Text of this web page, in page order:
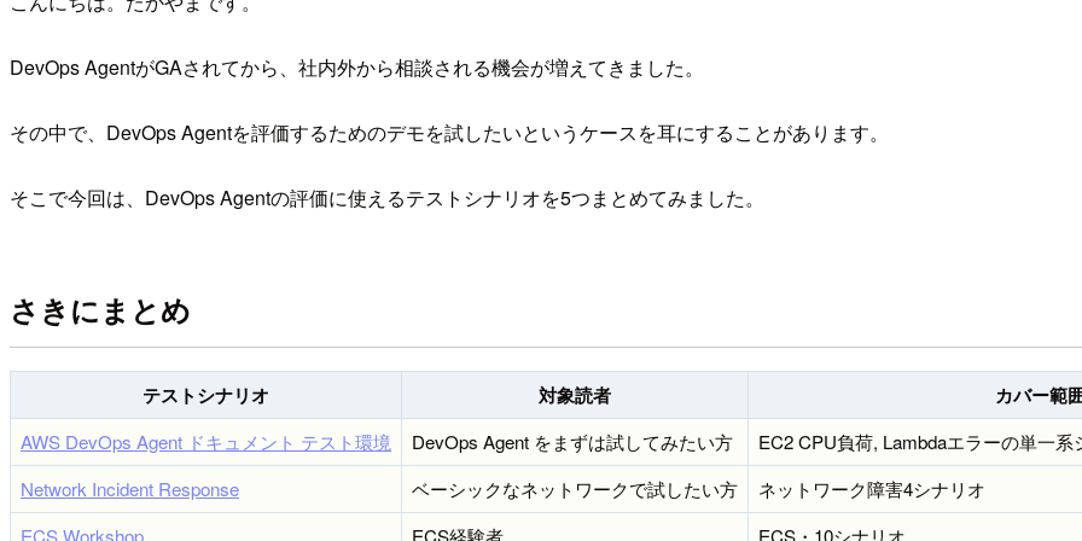
DevOps AgentがGAされてから、社内外から相談される機会が増えてきました。
その中で、DevOps Agentを評価するためのデモを試したいというケースを耳にすることがあります。
そこで今回は、DevOps Agentの評価に使えるテストシナリオを5つまとめてみました。
さきにまとめ
テストシナリオ 対象読者 カバー範
AWS DevOps Agent ドキュメント テスト環境 DevOps Agent をまずは試してみたい方
EC2 CPU負荷, Lambdaエラーの単一系
Network Incident Response
ベーシックなネットワークで試したい方
ネットワーク障害4シナリオ
ECS Workshop
ECS経験者
ECS・10シナリオ